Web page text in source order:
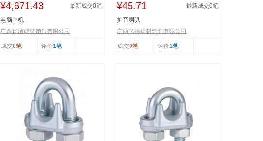
¥4,671.43 最新成交0笔
电脑主机
广西亿清建材销售有限公司
成交0笔 评价1笔
¥45.71 最新成交0笔
扩音喇叭
广西亿清建材销售有限公司
成交0笔 评价1笔